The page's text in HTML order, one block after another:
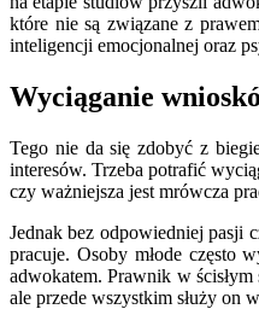
które nie są związane z
inteligencji emocjonalnej oraz
Wyciąganie
Tego nie da się zdobyć z
interesów. Trzeba potrafić
czy ważniejsza jest mrówcza
Jednak bez odpowiedniej pasji
pracuje. Osoby młode często
adwokatem. Prawnik w
ale przede wszystkim służy on